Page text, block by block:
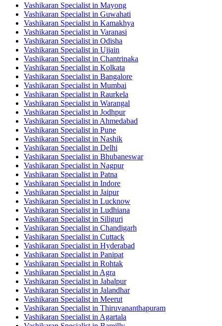
Vashikaran Specialist in Mayong
Vashikaran Specialist in Guwahati
Vashikaran Specialist in Kamakhya
Vashikaran Specialist in Varanasi
Vashikaran Specialist in Odisha
Vashikaran Specialist in Ujjain
Vashikaran Specialist in Chantrinaka
Vashikaran Specialist in Kolkata
Vashikaran Specialist in Bangalore
Vashikaran Specialist in Mumbai
Vashikaran Specialist in Raurkela
Vashikaran Specialist in Warangal
Vashikaran Specialist in Jodhpur
Vashikaran Specialist in Ahmedabad
Vashikaran Specialist in Pune
Vashikaran Specialist in Nashik
Vashikaran Specialist in Delhi
Vashikaran Specialist in Bhubaneswar
Vashikaran Specialist in Nagpur
Vashikaran Specialist in Patna
Vashikaran Specialist in Indore
Vashikaran Specialist in Jaipur
Vashikaran Specialist in Lucknow
Vashikaran Specialist in Ludhiana
Vashikaran Specialist in Siliguri
Vashikaran Specialist in Chandigarh
Vashikaran Specialist in Cuttack
Vashikaran Specialist in Hyderabad
Vashikaran Specialist in Panipat
Vashikaran Specialist in Rohtak
Vashikaran Specialist in Agra
Vashikaran Specialist in Jabalpur
Vashikaran Specialist in Jalandhar
Vashikaran Specialist in Meerut
Vashikaran Specialist in Thiruvananthapuram
Vashikaran Specialist in Agartala